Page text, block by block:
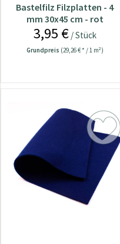
Bastelfilz Filzplatten - 4
mm 30x45 cm - rot
3,95 €/ Stück
Grundpreis (29,26 € * / 1 m²)